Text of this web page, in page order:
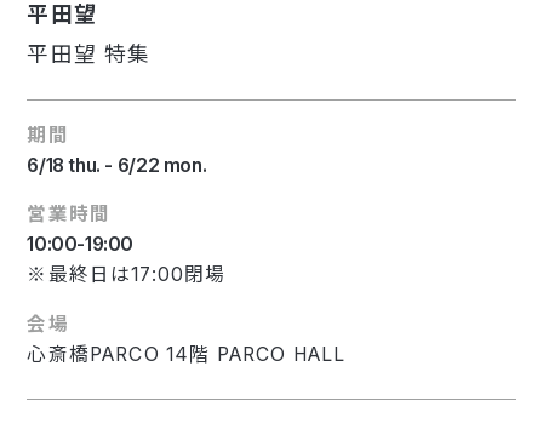
平田望
平田望 特集
期間
6/18 thu. - 6/22 mon.
営業時間
10:00-19:00
※最終日は17:00閉場
会場
心斎橋PARCO 14階 PARCO HALL